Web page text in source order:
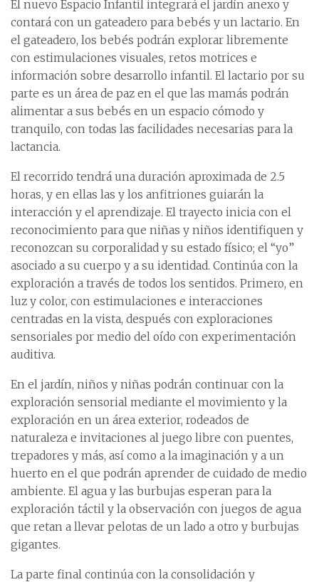
El nuevo Espacio Infantil integrará el jardín anexo y
contará con un gateadero para bebés y un lactario. En
el gateadero, los bebés podrán explorar libremente
con estimulaciones visuales, retos motrices e
información sobre desarrollo infantil. El lactario por su
parte es un área de paz en el que las mamás podrán
alimentar a sus bebés en un espacio cómodo y
tranquilo, con todas las facilidades necesarias para la
lactancia.
El recorrido tendrá una duración aproximada de 2.5
horas, y en ellas las y los anfitriones guiarán la
interacción y el aprendizaje. El trayecto inicia con el
reconocimiento para que niñas y niños identifiquen y
reconozcan su corporalidad y su estado físico; el “yo”
asociado a su cuerpo y a su identidad. Continúa con la
exploración a través de todos los sentidos. Primero, en
luz y color, con estimulaciones e interacciones
centradas en la vista, después con exploraciones
sensoriales por medio del oído con experimentación
auditiva.
En el jardín, niños y niñas podrán continuar con la
exploración sensorial mediante el movimiento y la
exploración en un área exterior, rodeados de
naturaleza e invitaciones al juego libre con puentes,
trepadores y más, así como a la imaginación y a un
huerto en el que podrán aprender de cuidado de medio
ambiente. El agua y las burbujas esperan para la
exploración táctil y la observación con juegos de agua
que retan a llevar pelotas de un lado a otro y burbujas
gigantes.
La parte final continúa con la consolidación y